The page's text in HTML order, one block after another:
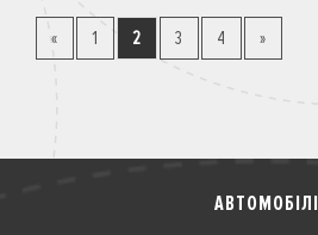
« 1 2 3 4 »
АВТОМОБІЛІ